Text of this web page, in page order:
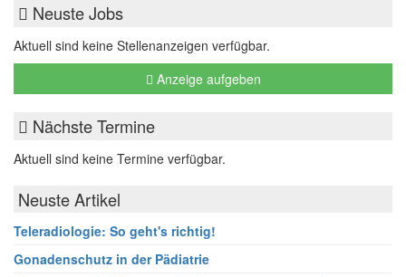
Neuste Jobs
Aktuell sind keine Stellenanzeigen verfügbar.
Anzeige aufgeben
Nächste Termine
Aktuell sind keine Termine verfügbar.
Neuste Artikel
Teleradiologie: So geht's richtig!
Gonadenschutz in der Pädiatrie